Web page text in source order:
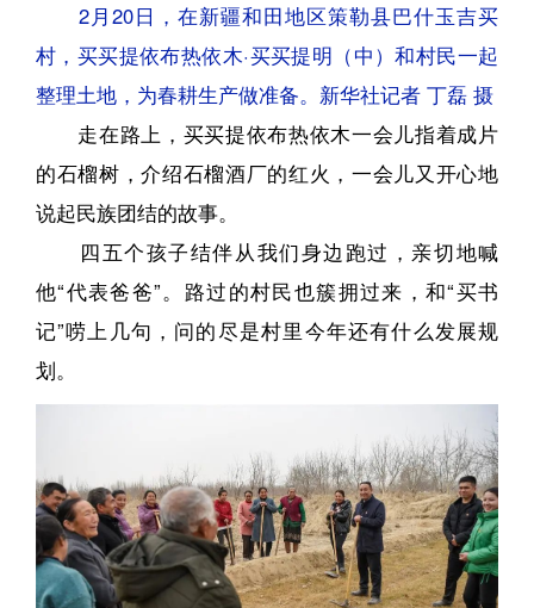
2月20日，在新疆和田地区策勒县巴什玉吉买
村，买买提依布热依木·买买提明（中）和村民一起
整理土地，为春耕生产做准备。新华社记者 丁磊 摄
走在路上，买买提依布热依木一会儿指着成片
的石榴树，介绍石榴酒厂的红火，一会儿又开心地
说起民族团结的故事。
四五个孩子结伴从我们身边跑过，亲切地喊
他“代表爸爸”。路过的村民也簇拥过来，和“买书
记”唠上几句，问的尽是村里今年还有什么发展规
划。